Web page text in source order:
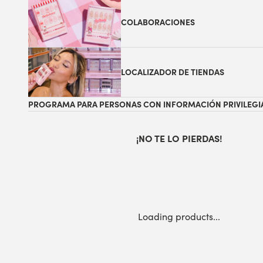
COLABORACIONES
LOCALIZADOR DE TIENDAS
PROGRAMA PARA PERSONAS CON INFORMACIÓN
¡NO TE LO PIERDAS!
Loading products...